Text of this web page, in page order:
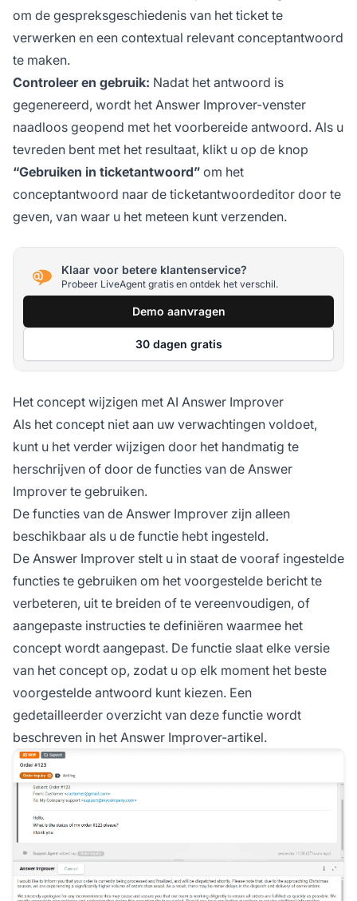
om de gespreksgeschiedenis van het ticket te
verwerken en een contextual relevant conceptantwoord
te maken.
Controleer en gebruik: Nadat het antwoord is
gegenereerd, wordt het Answer Improver-venster
naadloos geopend met het voorbereide antwoord. Als u
tevreden bent met het resultaat, klikt u op de knop
“Gebruiken in ticketantwoord” om het
conceptantwoord naar de ticketantwoordeditor door te
geven, van waar u het meteen kunt verzenden.
Klaar voor betere klantenservice?
Probeer LiveAgent gratis en ontdek het verschil.
Demo aanvragen
30 dagen gratis
Het concept wijzigen met AI Answer Improver
Als het concept niet aan uw verwachtingen voldoet,
kunt u het verder wijzigen door het handmatig te
herschrijven of door de functies van de Answer
Improver te gebruiken.
De functies van de Answer Improver zijn alleen
beschikbaar als u de functie hebt ingesteld.
De Answer Improver stelt u in staat de vooraf ingestelde
functies te gebruiken om het voorgestelde bericht te
verbeteren, uit te breiden of te vereenvoudigen, of
aangepaste instructies te definiëren waarmee het
concept wordt aangepast. De functie slaat elke versie
van het concept op, zodat u op elk moment het beste
voorgestelde antwoord kunt kiezen. Een
gedetailleerder overzicht van deze functie wordt
beschreven in het Answer Improver-artikel.